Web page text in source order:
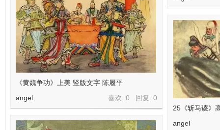
《黄魏争功》上美 竖版文字 陈履平
喜欢: 0 回复: 0
angel
25《斩马谡》
angel